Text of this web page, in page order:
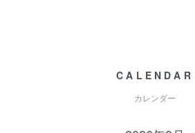
CALENDAR
カレンダー